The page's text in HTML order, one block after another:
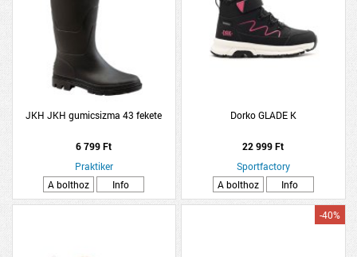
JKH JKH gumicsizma 43 fekete
6 799 Ft
Praktiker
A bolthoz
Info
Dorko GLADE K
22 999 Ft
Sportfactory
A bolthoz
Info
-40%